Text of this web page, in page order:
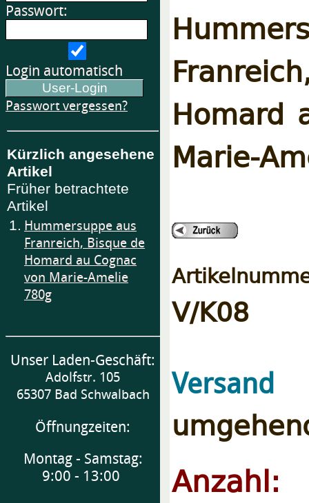
Passwort:
Login automatisch
Passwort vergessen?
Kürzlich angesehene
Artikel
Früher betrachtete
Artikel
1. Hummersuppe aus
Franreich, Bisque de
Homard au Cognac
von Marie-Amelie
780g
Unser Laden-Geschäft:
Adolfstr. 105
65307 Bad Schwalbach
Öffnungzeiten:
Montag - Samstag:
9:00 - 13:00
Homard
Marie-
V/K08
Versand
Anzahl: